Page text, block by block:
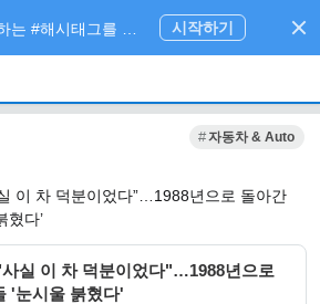
자동차 & Auto
이 차 덕분이었다”…1988년으로 돌아간
혔다’
실 이 차 덕분이었다"…1988년으로
'눈시울 붉혔다'
스닙팟에서는 좋아하는 #해시태그를 팔로우 하고 내가 관심있는 주제만 모아볼 수 있어요. 시작하기